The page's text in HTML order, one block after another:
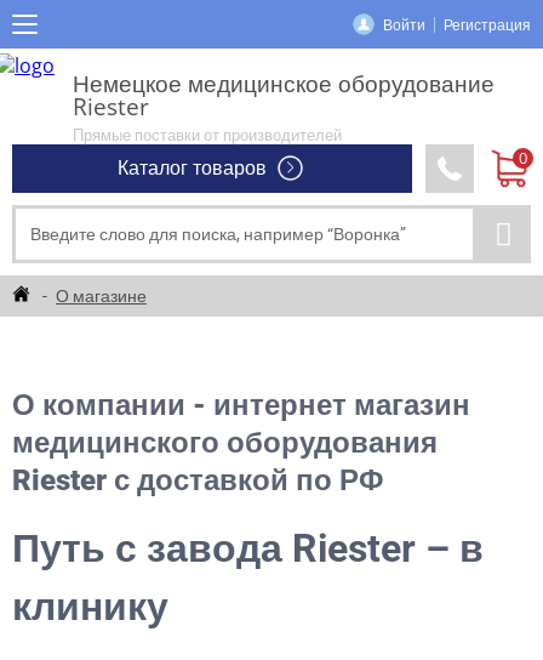
Войти Регистрация
Немецкое медицинское оборудование
Riester
Прямые поставки от производителей
Каталог товаров
О магазине
О компании - интернет магазин
медицинского оборудования
Riester с доставкой по РФ
Путь с завода Riester – в
клинику